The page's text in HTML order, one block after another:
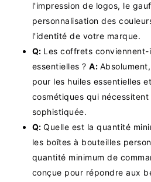
l'impression de logos, le
personnalisation des
l'identité de votre marque.
Q: Les coffrets
essentielles ?A:
pour les huiles essentielles
cosmétiques qui
sophistiquée.
Q:Quelle est la quantité
les boîtes à bouteilles
quantité minimum de
conçue pour répondre aux